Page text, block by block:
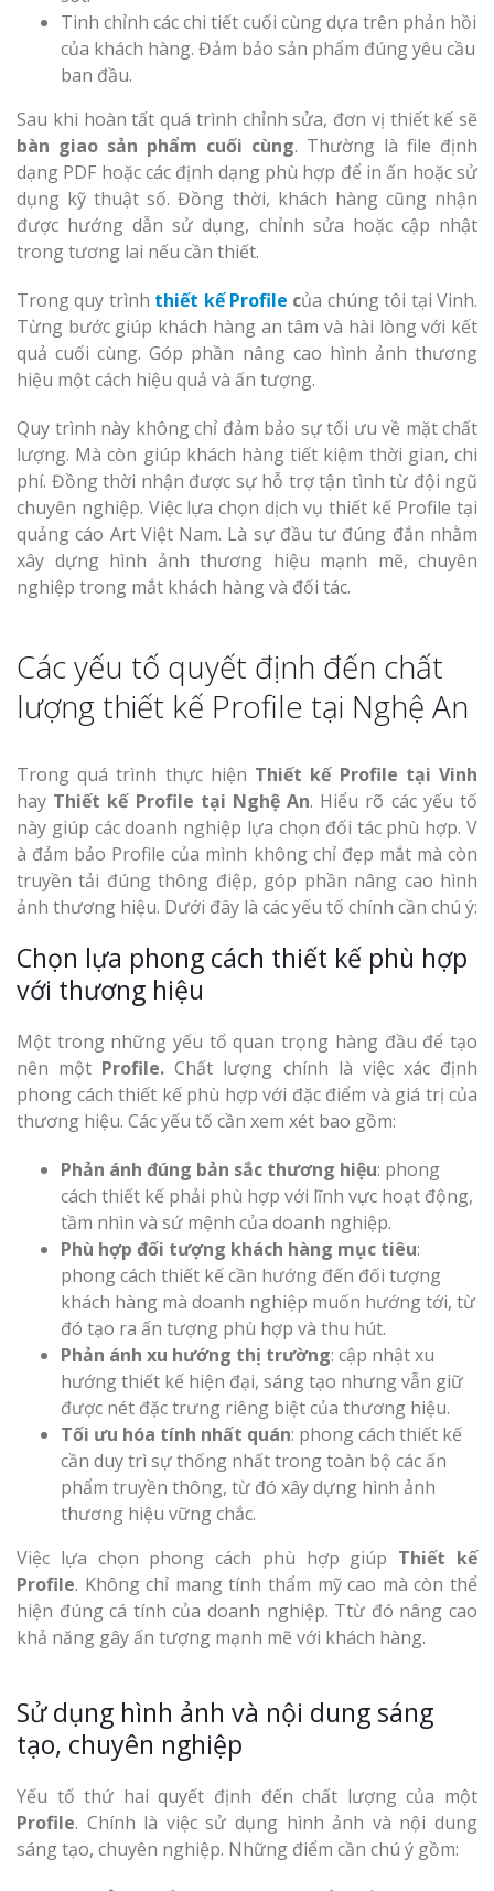
Tinh chỉnh các chi tiết cuối cùng dựa trên phản hồi
của khách hàng. Đảm bảo sản phẩm đúng yêu cầu
ban đầu.
Sau khi hoàn tất quá trình chỉnh sửa, đơn vị thiết kế sẽ
bàn giao sản phẩm cuối cùng. Thường là file định
dạng PDF hoặc các định dạng phù hợp để in ấn hoặc sử
dụng kỹ thuật số. Đồng thời, khách hàng cũng nhận
được hướng dẫn sử dụng, chỉnh sửa hoặc cập nhật
trong tương lai nếu cần thiết.
Trong quy trình thiết kế Profile của chúng tôi tại Vinh.
Từng bước giúp khách hàng an tâm và hài lòng với kết
quả cuối cùng. Góp phần nâng cao hình ảnh thương
hiệu một cách hiệu quả và ấn tượng.
Quy trình này không chỉ đảm bảo sự tối ưu về mặt chất
lượng. Mà còn giúp khách hàng tiết kiệm thời gian, chi
phí. Đồng thời nhận được sự hỗ trợ tận tình từ đội ngũ
chuyên nghiệp. Việc lựa chọn dịch vụ thiết kế Profile tại
quảng cáo Art Việt Nam. Là sự đầu tư đúng đắn nhằm
xây dựng hình ảnh thương hiệu mạnh mẽ, chuyên
nghiệp trong mắt khách hàng và đối tác.
Các yếu tố quyết định đến chất
lượng thiết kế Profile tại Nghệ An
Trong quá trình thực hiện Thiết kế Profile tại Vinh
hay Thiết kế Profile tại Nghệ An. Hiểu rõ các yếu tố
này giúp các doanh nghiệp lựa chọn đối tác phù hợp. V
à đảm bảo Profile của mình không chỉ đẹp mắt mà còn
truyền tải đúng thông điệp, góp phần nâng cao hình
ảnh thương hiệu. Dưới đây là các yếu tố chính cần chú ý:
Chọn lựa phong cách thiết kế phù hợp
với thương hiệu
Một trong những yếu tố quan trọng hàng đầu để tạo
nên một Profile. Chất lượng chính là việc xác định
phong cách thiết kế phù hợp với đặc điểm và giá trị của
thương hiệu. Các yếu tố cần xem xét bao gồm:
Phản ánh đúng bản sắc thương hiệu: phong
cách thiết kế phải phù hợp với lĩnh vực hoạt động,
tầm nhìn và sứ mệnh của doanh nghiệp.
Phù hợp đối tượng khách hàng mục tiêu:
phong cách thiết kế cần hướng đến đối tượng
khách hàng mà doanh nghiệp muốn hướng tới, từ
đó tạo ra ấn tượng phù hợp và thu hút.
Phản ánh xu hướng thị trường: cập nhật xu
hướng thiết kế hiện đại, sáng tạo nhưng vẫn giữ
được nét đặc trưng riêng biệt của thương hiệu.
Tối ưu hóa tính nhất quán: phong cách thiết kế
cần duy trì sự thống nhất trong toàn bộ các ấn
phẩm truyền thông, từ đó xây dựng hình ảnh
thương hiệu vững chắc.
Việc lựa chọn phong cách phù hợp giúp Thiết kế
Profile. Không chỉ mang tính thẩm mỹ cao mà còn thể
hiện đúng cá tính của doanh nghiệp. Ttừ đó nâng cao
khả năng gây ấn tượng mạnh mẽ với khách hàng.
Sử dụng hình ảnh và nội dung sáng
tạo, chuyên nghiệp
Yếu tố thứ hai quyết định đến chất lượng của một
Profile. Chính là việc sử dụng hình ảnh và nội dung
sáng tạo, chuyên nghiệp. Những điểm cần chú ý gồm: